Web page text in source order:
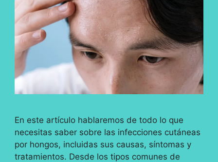
En este artículo hablaremos de todo lo que
necesitas saber sobre las infecciones cutáneas
por hongos, incluidas sus causas, síntomas y
tratamientos. Desde los tipos comunes de